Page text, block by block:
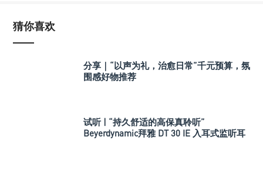
猜你喜欢
分享｜“以声为礼，治愈日常”千元预算，氛
围感好物推荐
试听 | “持久舒适的高保真聆听”
Beyerdynamic拜雅 DT 30 IE 入耳式监听耳